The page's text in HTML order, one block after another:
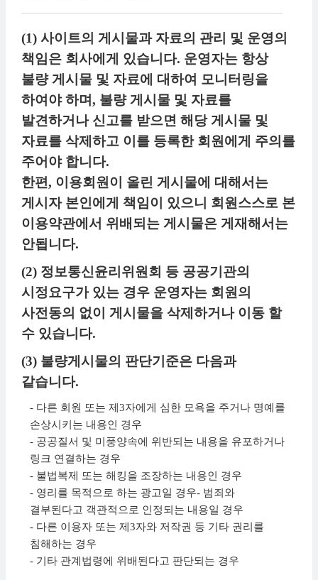
(1) 사이트의 게시물과 자료의 관리 및 운영의
책임은 회사에게 있습니다. 운영자는 항상
불량 게시물 및 자료에 대하여 모니터링을
하여야 하며, 불량 게시물 및 자료를
발견하거나 신고를 받으면 해당 게시물 및
자료를 삭제하고 이를 등록한 회원에게 주의를
주어야 합니다.
한편, 이용회원이 올린 게시물에 대해서는
게시자 본인에게 책임이 있으니 회원스스로 본
이용약관에서 위배되는 게시물은 게재해서는
안됩니다.
(2) 정보통신윤리위원회 등 공공기관의
시정요구가 있는 경우 운영자는 회원의
사전동의 없이 게시물을 삭제하거나 이동 할
수 있습니다.
(3) 불량게시물의 판단기준은 다음과
같습니다.
- 다른 회원 또는 제3자에게 심한 모욕을 주거나 명예를
손상시키는 내용인 경우
- 공공질서 및 미풍양속에 위반되는 내용을 유포하거나
링크 연결하는 경우
- 불법복제 또는 해킹을 조장하는 내용인 경우
- 영리를 목적으로 하는 광고일 경우- 범죄와
결부된다고 객관적으로 인정되는 내용일 경우
- 다른 이용자 또는 제3자와 저작권 등 기타 권리를
침해하는 경우
- 기타 관계법령에 위배된다고 판단되는 경우